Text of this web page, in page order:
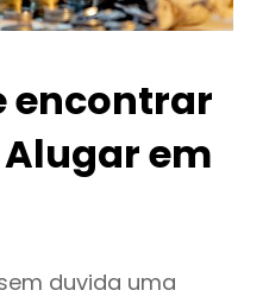
encontrar
em
duvida uma